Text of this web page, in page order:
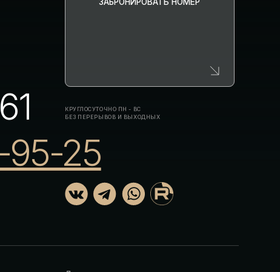
Политика конфиденциальности
Правила проживания